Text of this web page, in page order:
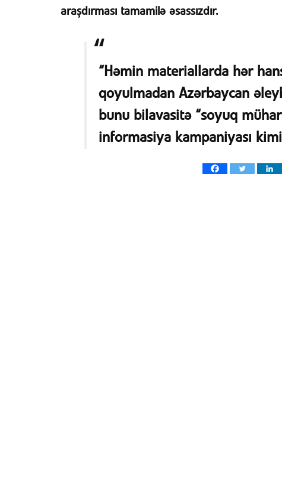
araşdırması tamamilə əsassızdır.
“Həmin materiallarda hər
qoyulmadan Azərbaycan
bunu bilavasitə “soyuq
informasiya kampaniyası